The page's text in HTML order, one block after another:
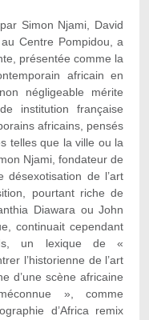
Simon Njami, David
Centre Pompidou, a
présentée comme la
africain en
négligeable mérite
institution française
africains, pensés
telles que la ville ou la
Njami, fondateur de
de l’art
pourtant riche de
Diawara ou John
continuait cependant
un lexique de «
l’historienne de l’art
d’une scène africaine
», comme
d’Africa remix